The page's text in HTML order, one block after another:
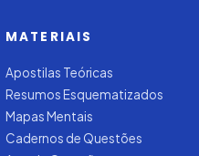
MATERIAIS
Apostilas Teóricas
Resumos Esquematizados
Mapas Mentais
Cadernos de Questões